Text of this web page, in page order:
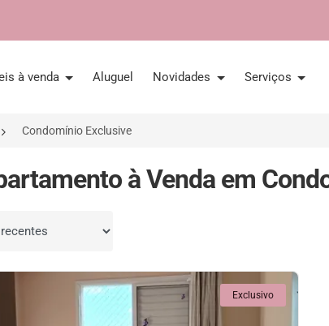
à venda Aluguel Novidades Serviços
Condomínio Exclusive
à Venda em
por
Exclusivo